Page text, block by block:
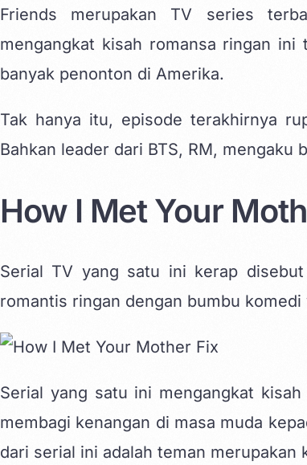
Friends merupakan TV series
mengangkat kisah romansa ringan
banyak penonton di Amerika.
Tak hanya itu, episode terakhirnya
Bahkan leader dari BTS, RM,
How I Met Your
Serial TV yang satu ini kerap
romantis ringan dengan bumbu
Serial yang satu ini mengangkat
membagi kenangan di masa muda
dari serial ini adalah teman merupakan